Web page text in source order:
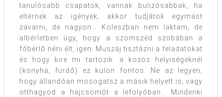
tanulósabb csapatok, vannak bulizósabbak, ha
eltérnek az igények, akkor tudjátok egymást
zavarni, de nagyon… Koleszban nem laktam, de
albérletben úgy, hogy a szomszéd szobában a
főbérlő néni élt, igen. Muszáj tisztázni a feladatokat
és hogy kire mi tartozik: a közös helyiségeknél
(konyha, fürdő) ez külön fontos. Ne az legyen,
hogy állandóan mosogatsz a másik helyett is, vagy
otthagyod a hajcsomót a lefolyóban… Mindenki